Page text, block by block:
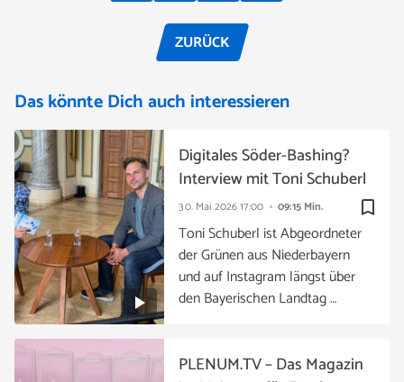
ZURÜCK
Das könnte Dich auch interessieren
bookmark_border
30. Mai 202617:00 09:15 Min.
Digitales Söder-Bashing?
Interview mit Toni Schuberl
Toni Schuberl ist Abgeordneter
der Grünen aus Niederbayern
und auf Instagram längst über
den Bayerischen Landtag …
PLENUM.TV – Das Magazin